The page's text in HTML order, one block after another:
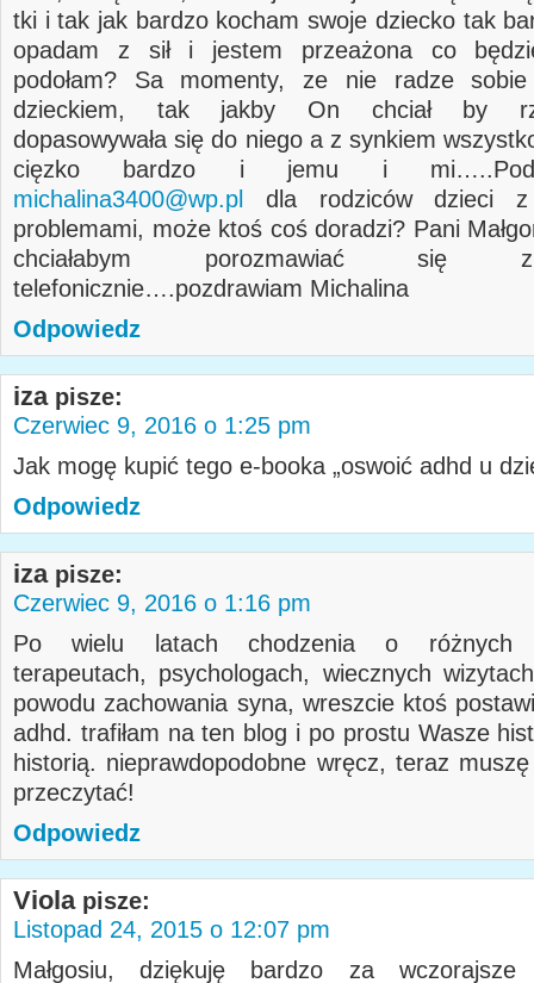
tki i tak jak bardzo kocham swoje dziecko tak
opadam z sił i jestem przeażona co
podołam? Sa momenty, ze nie radze sobie
dzieckiem, tak jakby On chciał by
dopasowywała się do niego a z synkiem
cięzko bardzo i jemu i
michalina3400@wp.pl
dla rodziców dzieci z
problemami, może ktoś coś doradzi? Pani
chciałabym porozmawiać się
telefonicznie….pozdrawiam Michalina
Odpowiedz
iza pisze:
Czerwiec 9, 2016 o 1:25 pm
Jak mogę kupić tego e-booka „oswoić adhd u
Odpowiedz
iza pisze:
Czerwiec 9, 2016 o 1:16 pm
Po wielu latach chodzenia o różnych
terapeutach, psychologach, wiecznych
powodu zachowania syna, wreszcie ktoś
adhd. trafiłam na ten blog i po prostu Wasze
historią. nieprawdopodobne wręcz, teraz
przeczytać!
Odpowiedz
Viola pisze:
Listopad 24, 2015 o 12:07 pm
Małgosiu, dziękuję bardzo za wczorajsze